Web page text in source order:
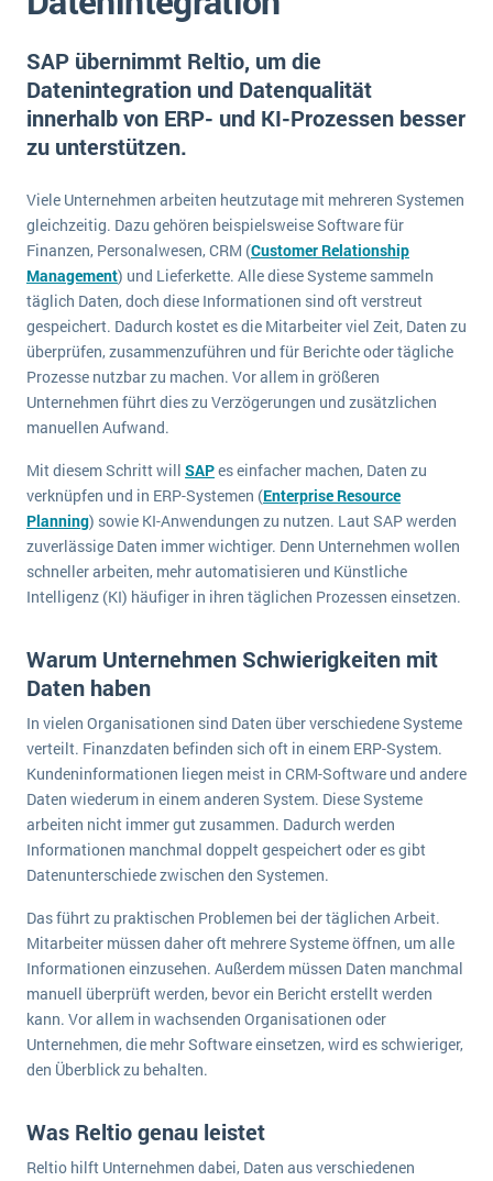
Vergleich
Auswahl
Einführung
Auswertung
Service und Wartung
E-commerce
Einzelhandel
Finanzen
Grosshandel
Handel
Handwerk
Health Care
IKT
Installation
Landwirtschaft
Maschinenbau
Medien
NGO
Lebensmittelindustrie
Logistik
Produktion
Immobilien
Services
Textil und Mode
Vermietung
Versorgung
Die 4 Komponenten eines CRM-Systems
Was ist Data Mining? - Ein Leitfaden für Unternehmen
Mehr über ERP-Software
ERP Wissenszentrum
Ein WMS implementieren: Das sind die 6
wichtigsten Punkte, die es zu beachten gilt
Service Level Agreements (SLA) und ERP: Was muss man wissen?
ERP-Software für Abfallentsorger
Digitale Arbeitsaufträge in Ihrem ERP- oder FSM-System: clever und effizient
MEHR ÜBER ERP-SOFTWARE
ERP News
SAP übernimmt Reltio für eine bessere
Datenintegration
Die „SaaSpocalypse“: Was ist das und was bedeutet es für die Zukunft von Unternehmenssoftware?
SAP investiert mit zwei strategischen Übernahmen in Enterprise-KI
NACHRICHTENARCHIV
Offene Stellen bei ERP-Lieferanten
Über uns
DSGVO/GDPR
Impressum
SAP übernimmt Reltio, um die
Datenintegration und Datenqualität
innerhalb von ERP- und KI-Prozessen besser
zu unterstützen.
Viele Unternehmen arbeiten heutzutage mit mehreren Systemen
gleichzeitig. Dazu gehören beispielsweise Software für
Finanzen, Personalwesen, CRM (Customer Relationship
Management) und Lieferkette. Alle diese Systeme sammeln
täglich Daten, doch diese Informationen sind oft verstreut
gespeichert. Dadurch kostet es die Mitarbeiter viel Zeit, Daten zu
überprüfen, zusammenzuführen und für Berichte oder tägliche
Prozesse nutzbar zu machen. Vor allem in größeren
Unternehmen führt dies zu Verzögerungen und zusätzlichen
manuellen Aufwand.
Mit diesem Schritt will SAPes einfacher machen, Daten zu
verknüpfen und in ERP-Systemen (Enterprise Resource
Planning) sowie KI-Anwendungen zu nutzen. Laut SAP werden
zuverlässige Daten immer wichtiger. Denn Unternehmen wollen
schneller arbeiten, mehr automatisieren und Künstliche
Intelligenz (KI) häufiger in ihren täglichen Prozessen einsetzen.
Warum Unternehmen Schwierigkeiten mit
Daten haben
In vielen Organisationen sind Daten über verschiedene Systeme
verteilt. Finanzdaten befinden sich oft in einem ERP-System.
Kundeninformationen liegen meist in CRM-Software und andere
Daten wiederum in einem anderen System. Diese Systeme
arbeiten nicht immer gut zusammen. Dadurch werden
Informationen manchmal doppelt gespeichert oder es gibt
Datenunterschiede zwischen den Systemen.
Das führt zu praktischen Problemen bei der täglichen Arbeit.
Mitarbeiter müssen daher oft mehrere Systeme öffnen, um alle
Informationen einzusehen. Außerdem müssen Daten manchmal
manuell überprüft werden, bevor ein Bericht erstellt werden
kann. Vor allem in wachsenden Organisationen oder
Unternehmen, die mehr Software einsetzen, wird es schwieriger,
den Überblick zu behalten.
Was Reltio genau leistet
Reltio hilft Unternehmen dabei, Daten aus verschiedenen